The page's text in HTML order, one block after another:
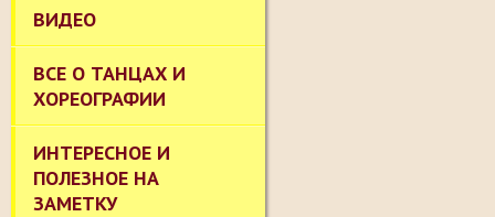
ВИДЕО
ВСЕ О ТАНЦАХ И
ХОРЕОГРАФИИ
ИНТЕРЕСНОЕ И
ПОЛЕЗНОЕ НА
ЗАМЕТКУ